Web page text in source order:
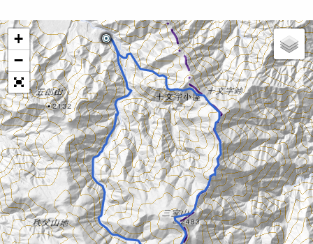
+
−